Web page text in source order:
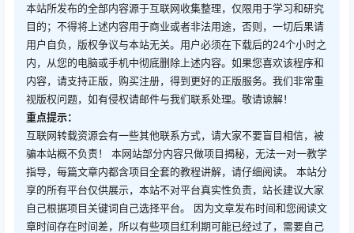
本站所发布的全部内容源于互联网收集整理，仅限用于学习和研究
目的；不得将上述内容用于商业或者非法用途，否则，一切后果请
用户自负，版权争议与本站无关。用户必须在下载后的24个小时之
内，从您的电脑或手机中彻底删除上述内容。如果您喜欢该程序和
内容，请支持正版，购买注册，得到更好的正版服务。我们非常重
视版权问题，如有侵权请邮件与我们联系处理。敬请谅解！
重点提示：
互联网转载资源会有一些其他联系方式，请大家不要盲目相信，被
骗本站概不负责！ 本网站部分内容只做项目揭秘，无法一对一教学
指导，每篇文章内都含项目全套的教程讲解，请仔细阅读。 本站分
享的所有平台仅供展示，本站不对平台真实性负责，站长建议大家
自己根据项目关键词自己选择平台。 因为文章发布时间和您阅读文
章时间存在时间差，所以有些项目红利期可能已经过了，需要自己